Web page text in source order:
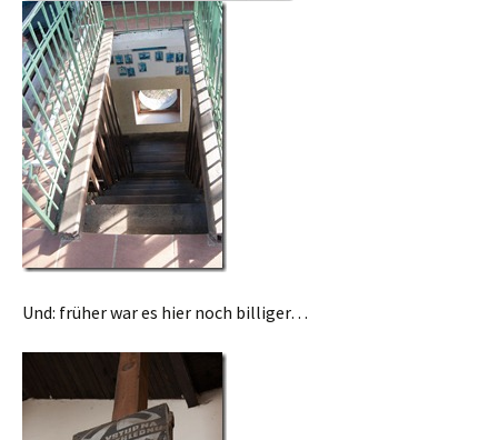
Und: früher war es hier noch billiger…